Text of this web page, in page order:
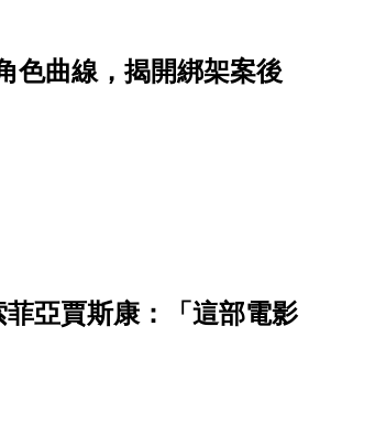
色曲線，揭開綁架案後
菲亞賈斯康：「這部電影